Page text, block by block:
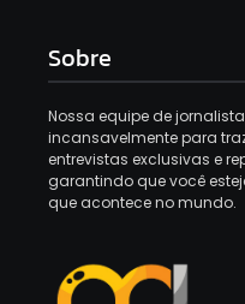
Sobre
Nossa equipe de
incansavelmente para
entrevistas exclusivas e
garantindo que você
que acontece no mundo.